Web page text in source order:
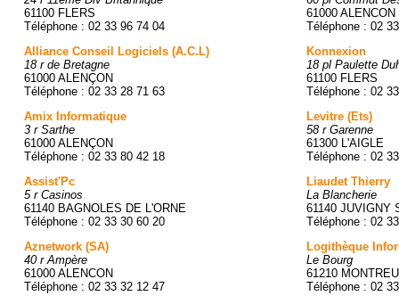
61100 FLERS
Téléphone : 02 33 96 74 04
Alliance Conseil Logiciels (A.C.L)
18 r de Bretagne
61000 ALENÇON
Téléphone : 02 33 28 71 63
Amix Informatique
3 r Sarthe
61000 ALENÇON
Téléphone : 02 33 80 42 18
Assist'Pc
5 r Casinos
61140 BAGNOLES DE L'ORNE
Téléphone : 02 33 30 60 20
Aznetwork (SA)
40 r Ampère
61000 ALENCON
Téléphone : 02 33 32 12 47
61000 ALENCON
Téléphone : 02
Konnexion
18 pl Paulette
61100 FLERS
Téléphone : 02
Levitre (Ets)
58 r Garenne
61300 L'AIGLE
Téléphone : 02
Liaudet Thierry
La Blancherie
61140 JUVIGNY
Téléphone : 02
Logithèque
Le Bourg
61210
Téléphone : 02